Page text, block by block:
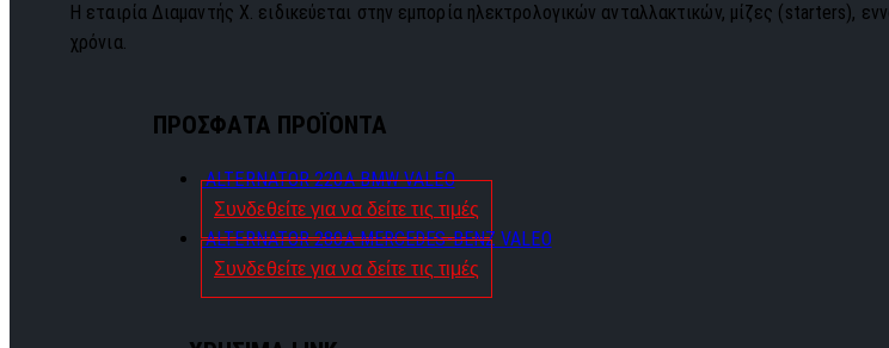
Η εταιρία Διαμαντής Χ. ειδικεύεται στην εμπορία ηλεκτρολογικών ανταλλακτικών, μίζες (starters),
χρόνια.
ΠΡΟΣΦΑΤΑ ΠΡΟΪΟΝΤΑ
ALTERNATOR 220A BMW VALEO
Συνδεθείτε για να δείτε τις τιμές
ALTERNATOR 280A MERCEDES-BENZ VALEO
Συνδεθείτε για να δείτε τις τιμές